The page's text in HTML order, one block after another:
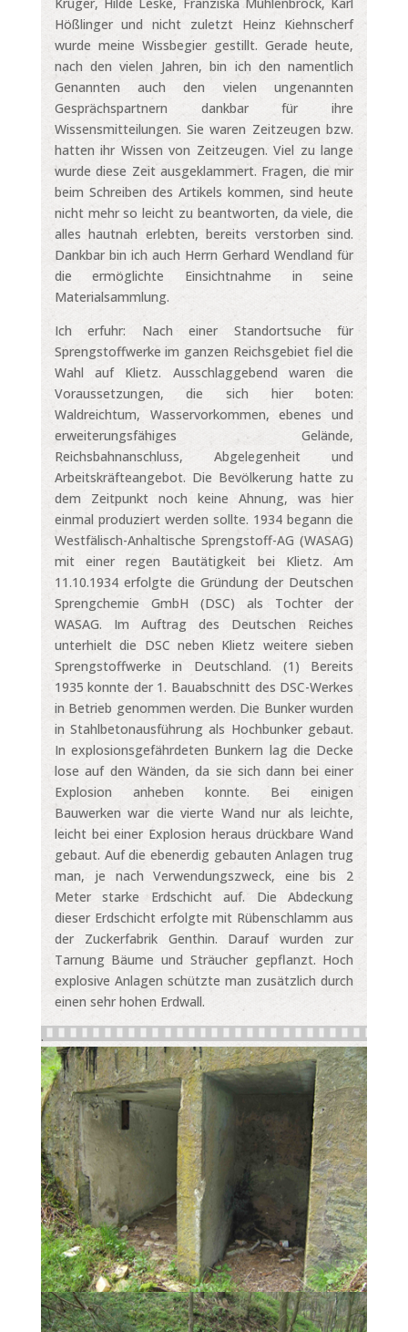
Hößlinger und nicht zuletzt Heinz Kiehnscherf
wurde meine Wissbegier gestillt. Gerade heute,
nach den vielen Jahren, bin ich den namentlich
Genannten auch den vielen ungenannten
Gesprächspartnern dankbar für ihre
Wissensmitteilungen. Sie waren Zeitzeugen bzw.
hatten ihr Wissen von Zeitzeugen. Viel zu lange
wurde diese Zeit ausgeklammert. Fragen, die mir
beim Schreiben des Artikels kommen, sind heute
nicht mehr so leicht zu beantworten, da viele, die
alles hautnah erlebten, bereits verstorben sind.
Dankbar bin ich auch Herrn Gerhard Wendland für
die ermöglichte Einsichtnahme in seine
Materialsammlung.
Ich erfuhr: Nach einer Standortsuche für
Sprengstoffwerke im ganzen Reichsgebiet fiel die
Wahl auf Klietz. Ausschlaggebend waren die
Voraussetzungen, die sich hier boten:
Waldreichtum, Wasservorkommen, ebenes und
erweiterungsfähiges Gelände,
Reichsbahnanschluss, Abgelegenheit und
Arbeitskräfteangebot. Die Bevölkerung hatte zu
dem Zeitpunkt noch keine Ahnung, was hier
einmal produziert werden sollte. 1934 begann die
Westfälisch-Anhaltische Sprengstoff-AG (WASAG)
mit einer regen Bautätigkeit bei Klietz. Am
11.10.1934 erfolgte die Gründung der Deutschen
Sprengchemie GmbH (DSC) als Tochter der
WASAG. Im Auftrag des Deutschen Reiches
unterhielt die DSC neben Klietz weitere sieben
Sprengstoffwerke in Deutschland. (1) Bereits
1935 konnte der 1. Bauabschnitt des DSC-Werkes
in Betrieb genommen werden. Die Bunker wurden
in Stahlbetonausführung als Hochbunker gebaut.
In explosionsgefährdeten Bunkern lag die Decke
lose auf den Wänden, da sie sich dann bei einer
Explosion anheben konnte. Bei einigen
Bauwerken war die vierte Wand nur als leichte,
leicht bei einer Explosion heraus drückbare Wand
gebaut. Auf die ebenerdig gebauten Anlagen trug
man, je nach Verwendungszweck, eine bis 2
Meter starke Erdschicht auf. Die Abdeckung
dieser Erdschicht erfolgte mit Rübenschlamm aus
der Zuckerfabrik Genthin. Darauf wurden zur
Tarnung Bäume und Sträucher gepflanzt. Hoch
explosive Anlagen schützte man zusätzlich durch
einen sehr hohen Erdwall.
.